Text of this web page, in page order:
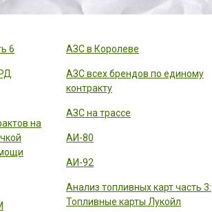
6
на
АЗС в Королеве
АЗС всех брендов по единому
контракту
АЗС на трассе
АИ-80
АИ-92
Анализ топливных карт часть 3:
Топливные карты Лукойл